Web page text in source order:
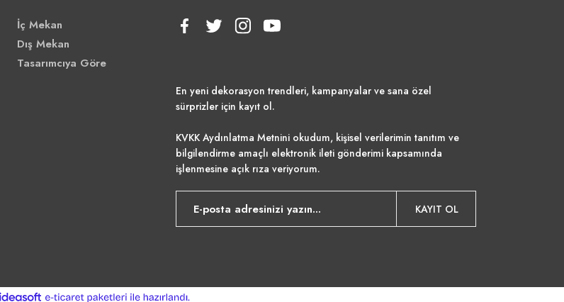
İç Mekan
Dış Mekan
Tasarımcıya Göre
En yeni dekorasyon trendleri, kampanyalar ve sana özel
sürprizler için kayıt ol.
KVKK Aydınlatma Metnini okudum, kişisel verilerimin tanıtım ve
bilgilendirme amaçlı elektronik ileti gönderimi kapsamında
işlenmesine açık rıza veriyorum.
KAYIT OL
ideasoft e-